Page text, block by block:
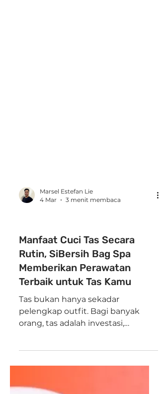
SiBersih Shoes Care
Manfaat Cuci Tas Secara
Rutin, SiBersih Bag Spa
Memberikan Perawatan
Terbaik untuk Tas Kamu
Tas bukan hanya sekadar
pelengkap outfit. Bagi banyak
bahkan simbol gaya hidup. Mulai
branded kesayangan—semuanya